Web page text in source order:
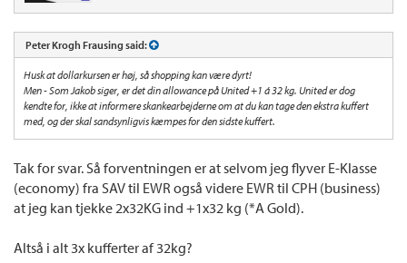
Peter Krogh Frausing said:
Husk at dollarkursen er høj, så shopping kan være dyrt!
Men - Som Jakob siger, er det din allowance på United +1 á 32 kg. United er dog
kendte for, ikke at informere skankearbejderne om at du kan tage den ekstra kuffert
med, og der skal sandsynligvis kæmpes for den sidste kuffert.
Tak for svar. Så forventningen er at selvom jeg flyver E-Klasse
(economy) fra SAV til EWR også videre EWR til CPH (business)
at jeg kan tjekke 2x32KG ind +1x32 kg (*A Gold).
Altså i alt 3x kufferter af 32kg?